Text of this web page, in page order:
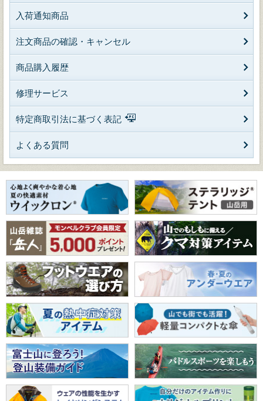
入荷通知商品
注文商品の確認・キャンセル
商品購入履歴
修理サービス
特定商取引法に基づく表記
よくある質問